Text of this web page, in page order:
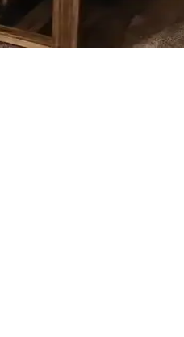
ve fonksiyonellik artırılır.